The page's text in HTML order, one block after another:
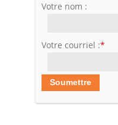
Votre nom :
Votre courriel :*